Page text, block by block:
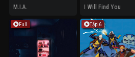
M.I.A. I Will Find You
Full Tập 6